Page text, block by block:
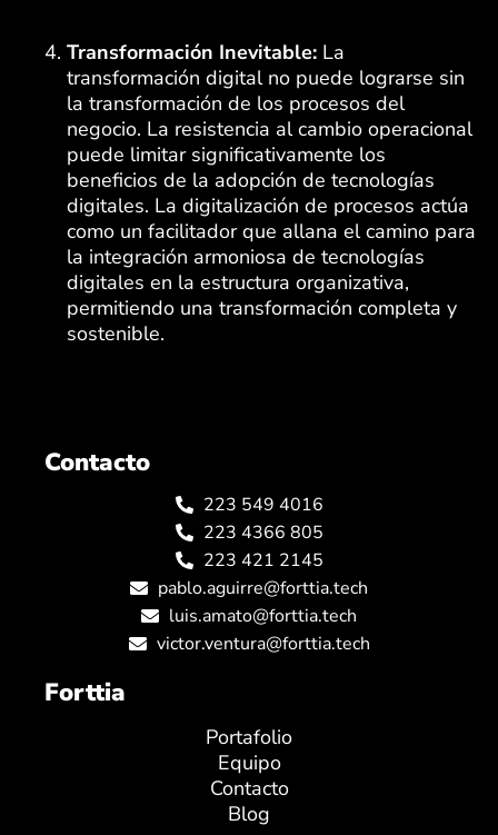
Transformación Inevitable: La
transformación digital no puede lograrse sin
la transformación de los procesos del
negocio. La resistencia al cambio operacional
puede limitar significativamente los
beneficios de la adopción de tecnologías
digitales. La digitalización de procesos actúa
como un facilitador que allana el camino para
la integración armoniosa de tecnologías
digitales en la estructura organizativa,
permitiendo una transformación completa y
sostenible.
Contacto
223 549 4016
223 4366 805
223 421 2145
pablo.aguirre@forttia.tech
luis.amato@forttia.tech
victor.ventura@forttia.tech
Forttia
Portafolio
Equipo
Contacto
Blog